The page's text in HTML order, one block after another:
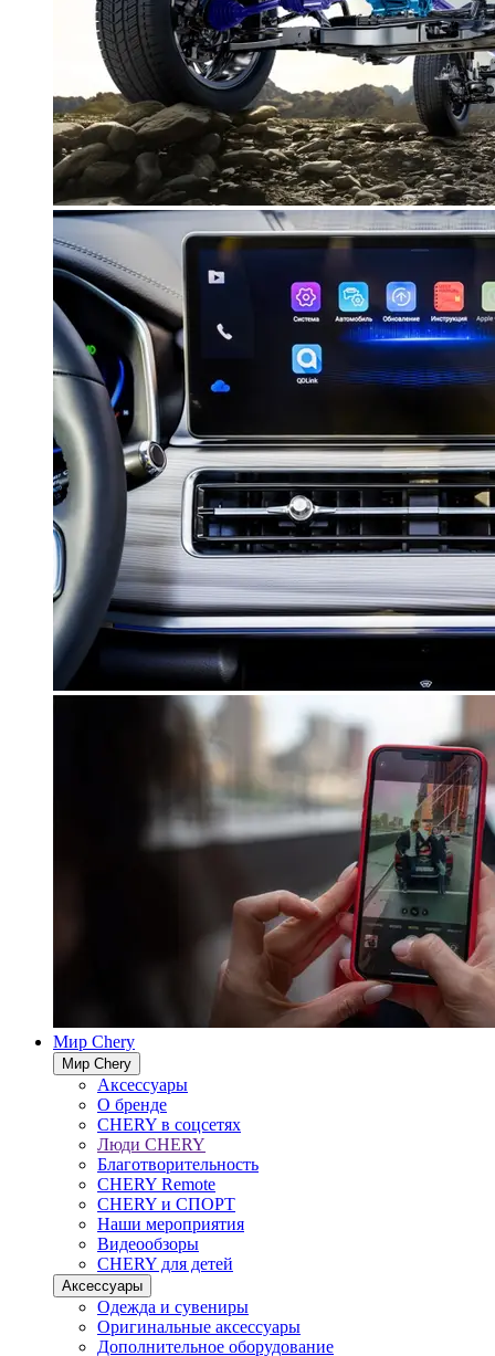
Мир Chery
Мир Chery
Аксессуары
О бренде
CHERY в соцсетях
Люди CHERY
Благотворительность
CHERY Remote
CHERY и СПОРТ
Наши мероприятия
Видеообзоры
CHERY для детей
Аксессуары
Одежда и сувениры
Оригинальные аксессуары
Дополнительное оборудование